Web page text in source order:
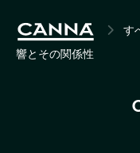
BREADCRUMB
す
響とその関係性